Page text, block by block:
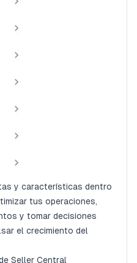
y características dentro
tus operaciones,
y tomar decisiones
el crecimiento del
Seller Central